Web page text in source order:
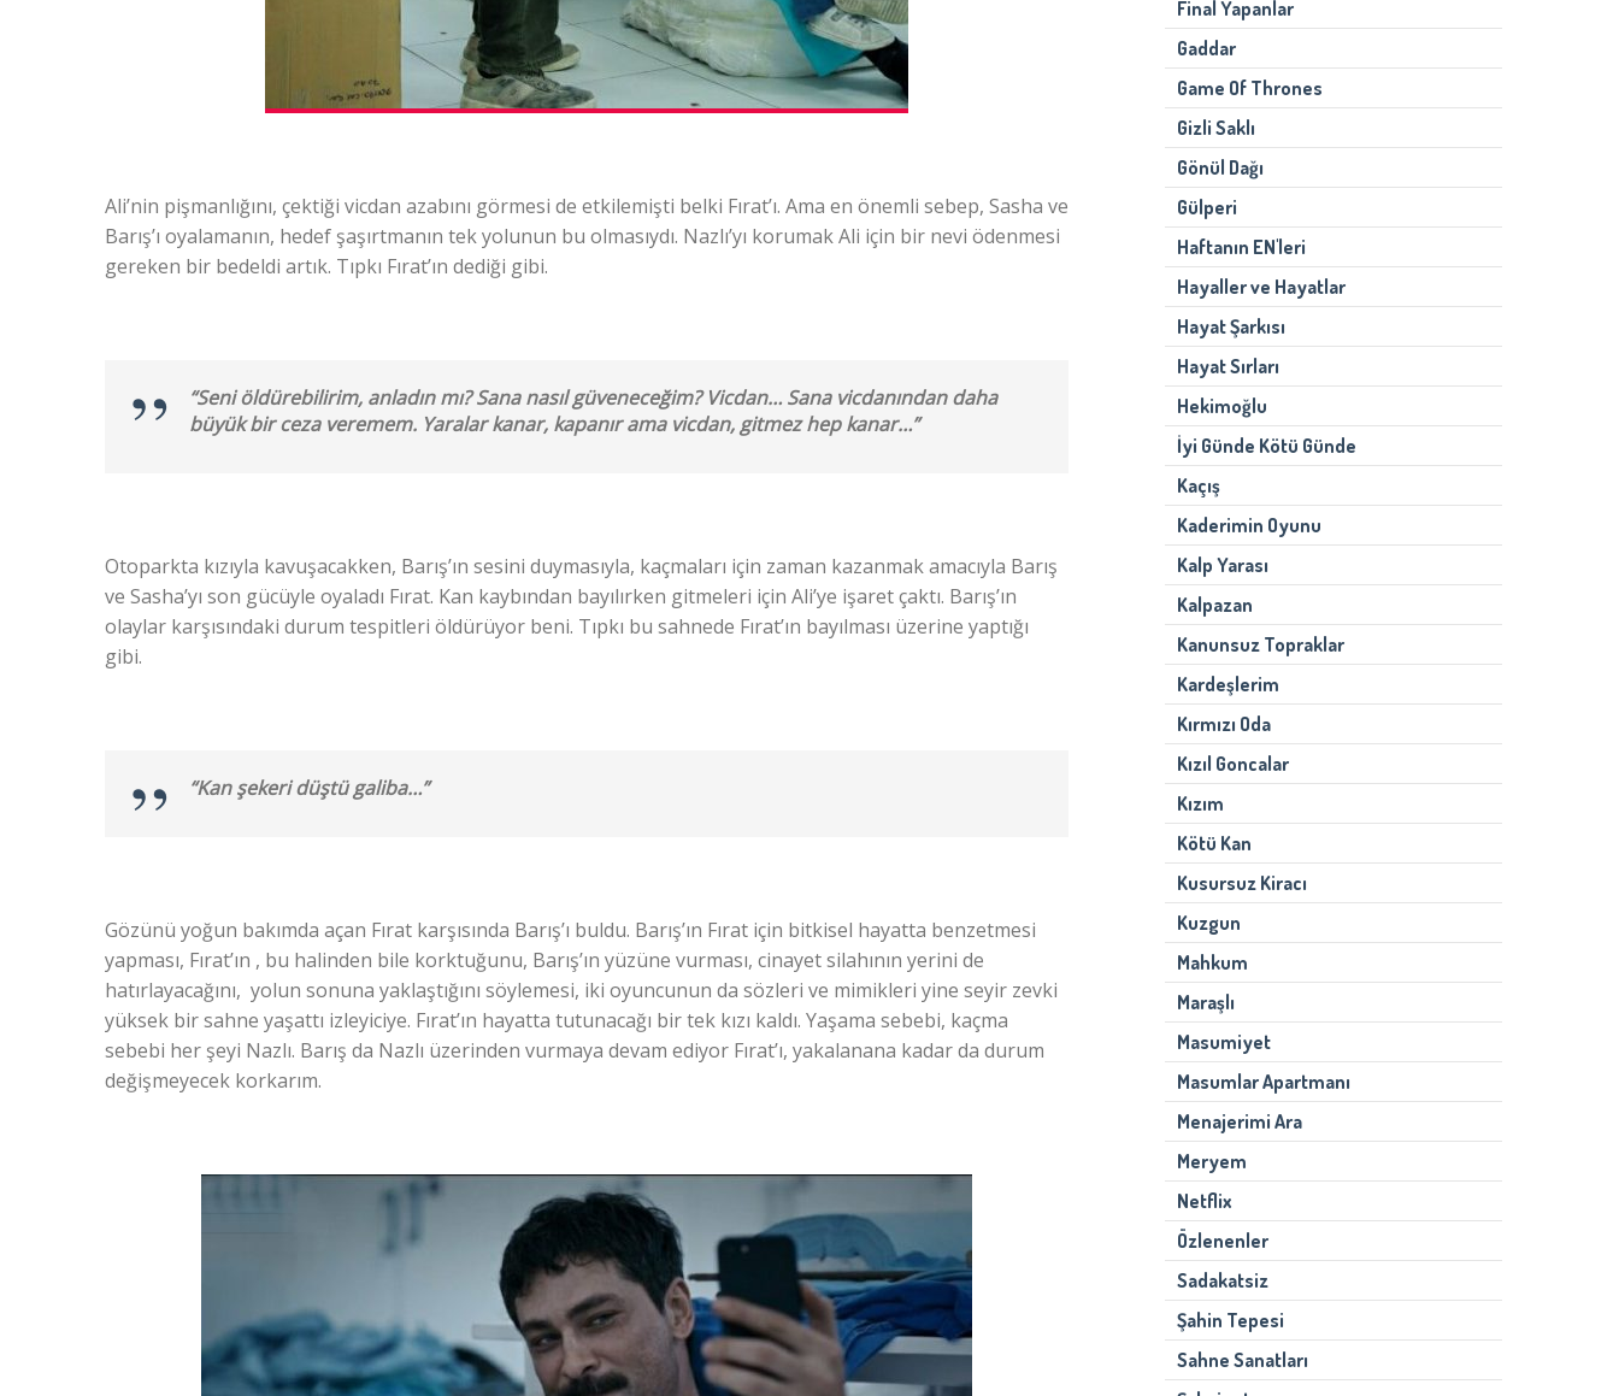
Ali’nin pişmanlığını, çektiği vicdan azabını görmesi de etkilemişti belki Fırat’ı. Ama en önemli sebep, Sasha ve
Barış’ı oyalamanın, hedef şaşırtmanın tek yolunun bu olmasıydı. Nazlı’yı korumak Ali için bir nevi ödenmesi
gereken bir bedeldi artık. Tıpkı Fırat’ın dediği gibi.
“Seni öldürebilirim, anladın mı? Sana nasıl güveneceğim? Vicdan… Sana vicdanından daha
büyük bir ceza veremem. Yaralar kanar, kapanır ama vicdan, gitmez hep kanar…”
Otoparkta kızıyla kavuşacakken, Barış’ın sesini duymasıyla, kaçmaları için zaman kazanmak amacıyla Barış
ve Sasha’yı son gücüyle oyaladı Fırat. Kan kaybından bayılırken gitmeleri için Ali’ye işaret çaktı. Barış’ın
olaylar karşısındaki durum tespitleri öldürüyor beni. Tıpkı bu sahnede Fırat’ın bayılması üzerine yaptığı
gibi.
“Kan şekeri düştü galiba…”
Gözünü yoğun bakımda açan Fırat karşısında Barış’ı buldu. Barış’ın Fırat için bitkisel hayatta benzetmesi
yapması, Fırat’ın , bu halinden bile korktuğunu, Barış’ın yüzüne vurması, cinayet silahının yerini de
hatırlayacağını, yolun sonuna yaklaştığını söylemesi, iki oyuncunun da sözleri ve mimikleri yine seyir zevki
yüksek bir sahne yaşattı izleyiciye. Fırat’ın hayatta tutunacağı bir tek kızı kaldı. Yaşama sebebi, kaçma
sebebi her şeyi Nazlı. Barış da Nazlı üzerinden vurmaya devam ediyor Fırat’ı, yakalanana kadar da durum
değişmeyecek korkarım.
Final Yapanlar
Gaddar
Game Of Thrones
Gizli Saklı
Gönül Dağı
Gülperi
Haftanın EN'leri
Hayaller ve Hayatlar
Hayat Şarkısı
Hayat Sırları
Hekimoğlu
İyi Günde Kötü Günde
Kaçış
Kaderimin Oyunu
Kalp Yarası
Kalpazan
Kanunsuz Topraklar
Kardeşlerim
Kırmızı Oda
Kızıl Goncalar
Kızım
Kötü Kan
Kusursuz Kiracı
Kuzgun
Mahkum
Maraşlı
Masumiyet
Masumlar Apartmanı
Menajerimi Ara
Meryem
Netflix
Özlenenler
Sadakatsiz
Şahin Tepesi
Sahne Sanatları